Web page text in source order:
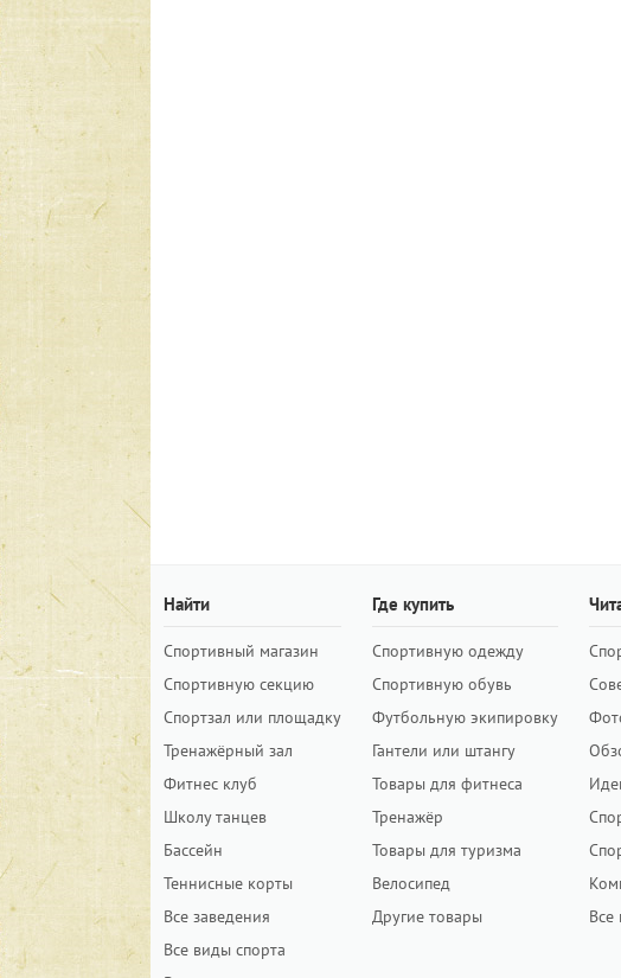
Найти
Спортивный магазин
Спортивную секцию
Спортзал или площадку
Тренажёрный зал
Фитнес клуб
Школу танцев
Бассейн
Теннисные корты
Все заведения
Все виды спорта
Где купить
Спортивную одежду
Спортивную обувь
Футбольную экипировку
Гантели или штангу
Товары для фитнеса
Тренажёр
Товары для туризма
Велосипед
Другие товары
Все